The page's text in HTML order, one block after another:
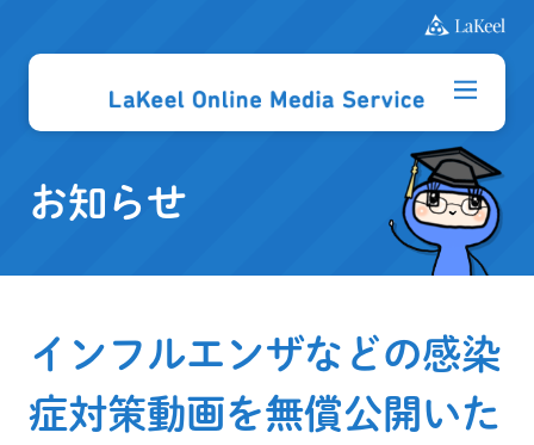
お知らせ
インフルエンザなどの感染
症対策動画を無償公開いた